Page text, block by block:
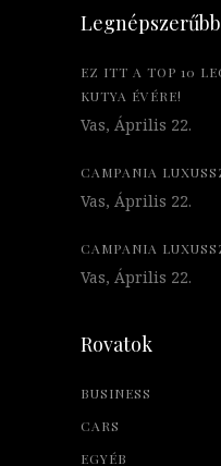
EZ ITT A TOP 10
KUTYA ÉVÉRE!
Vas, Április 22.
CAMPANIA
Vas, Április 22.
CAMPANIA
Vas, Április 22.
Rovatok
BUSINESS
CARS
EGYÉB